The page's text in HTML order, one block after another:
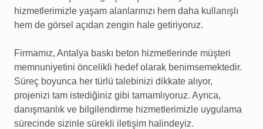
hizmetlerimizle yaşam alanlarınızı hem daha kullanışlı
hem de görsel açıdan zengin hale getiriyoruz.
Firmamız, Antalya baskı beton hizmetlerinde müşteri
memnuniyetini öncelikli hedef olarak benimsemektedir.
Süreç boyunca her türlü talebinizi dikkate alıyor,
projenizi tam istediğiniz gibi tamamlıyoruz. Ayrıca,
danışmanlık ve bilgilendirme hizmetlerimizle uygulama
sürecinde sizinle sürekli iletişim halindeyiz.